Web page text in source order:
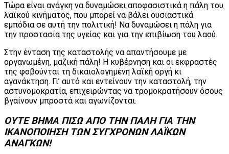
Τώρα είναι ανάγκη να δυναμώσει αποφασιστικά η πάλη του
λαϊκού κινήματος, που μπορεί να βάλει ουσιαστικά
εμπόδια σε αυτή την πολιτική! Να δυναμώσει η πάλη για
την προστασία της υγείας και για την επιβίωση του λαού.
Στην ένταση της καταστολής να απαντήσουμε με
οργανωμένη, μαζική πάλη! Η κυβέρνηση και οι εκφραστές
της φοβούνται τη δικαιολογημένη λαϊκή οργή κι
αγανάκτηση. Γι’ αυτό και εντείνουν την καταστολή, την
αστυνομοκρατία, επιχειρώντας να τρομοκρατήσουν όσους
βγαίνουν μπροστά και αγωνίζονται.
ΟΥΤΕ ΒΗΜΑ ΠΙΣΩ ΑΠΟ ΤΗΝ ΠΑΛΗ ΓΙΑ ΤΗΝ
ΙΚΑΝΟΠΟΙΗΣΗ ΤΩΝ ΣΥΓXΡΟΝΩΝ ΛΑΪΚΩΝ
ΑΝΑΓΚΩΝ!